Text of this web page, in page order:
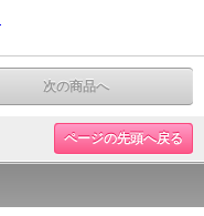
次の商品へ
ページの先頭へ戻る